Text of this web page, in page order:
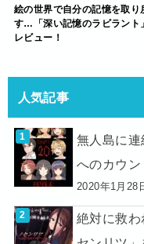
絵の世界で自分の記憶を取り
す…「深い記憶のラビラント
レビュー！
人気記事
無人島に
へのカウン
2020年1月28
絶対に救わ